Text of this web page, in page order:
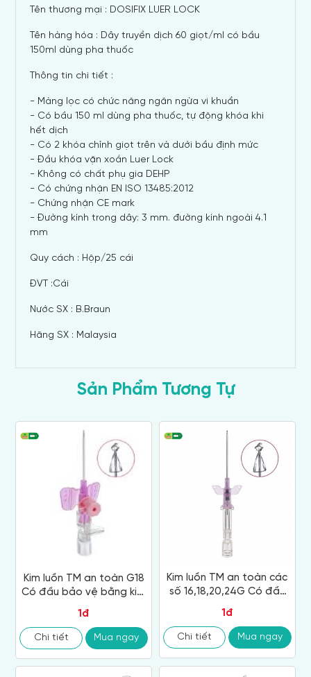
Tên thương mại : DOSIFIX LUER LOCK
Tên hàng hóa : Dây truyền dịch 60 giọt/ml có bầu
150ml dùng pha thuốc
Thông tin chi tiết :
- Màng lọc có chức năng ngăn ngừa vi khuẩn
- Có bầu 150 ml dùng pha thuốc, tự động khóa khi
hết dịch
- Có 2 khóa chỉnh giọt trên và dưới bầu định mức
- Đầu khóa vặn xoắn Luer Lock
- Không có chất phụ gia DEHP
- Có chứng nhận EN ISO 13485:2012
- Chứng nhận CE mark
- Đường kính trong dây: 3 mm. đường kính ngoài 4.1
mm
Quy cách : Hộp/25 cái
ĐVT :Cái
Nước SX : B.Braun
Hãng SX : Malaysia
Sản Phẩm Tương Tự
Kim luồn TM an toàn G18
Có đầu bảo vệ bằng kim
thuốc
1đ
Chi tiết Mua ngay
Kim luồn TM an toàn các
số 16,18,20,24G Có đầu
cánh, không cửa bơm
thuốc
1đ
Chi tiết Mua ngay